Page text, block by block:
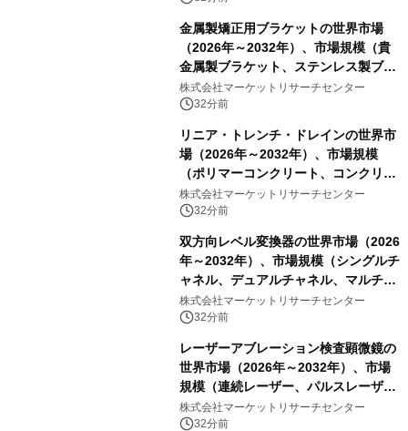
金属製矯正用ブラケットの世界市場
（2026年～2032年）、市場規模（貴
金属製ブラケット、ステンレス製ブラ
ケット、純チタン製ブラケット）・分
析レポートを発表
株式会社マーケットリサーチセンター
32分前
リニア・トレンチ・ドレインの世界市
場（2026年～2032年）、市場規模
（ポリマーコンクリート、コンクリー
ト、プラスチック、金属）・分析レポ
ートを発表
株式会社マーケットリサーチセンター
32分前
双方向レベル変換器の世界市場（2026
年～2032年）、市場規模（シングルチ
ャネル、デュアルチャネル、マルチチ
ャネル）・分析レポートを発表
株式会社マーケットリサーチセンター
32分前
レーザーアブレーション検査顕微鏡の
世界市場（2026年～2032年）、市場
規模（連続レーザー、パルスレーザ
ー）・分析レポートを発表
株式会社マーケットリサーチセンター
32分前